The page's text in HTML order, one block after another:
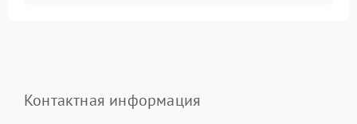
Контактная информация